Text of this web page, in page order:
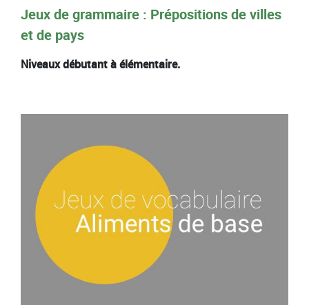
Jeux de grammaire : Prépositions de villes
et de pays
Niveaux débutant à élémentaire.